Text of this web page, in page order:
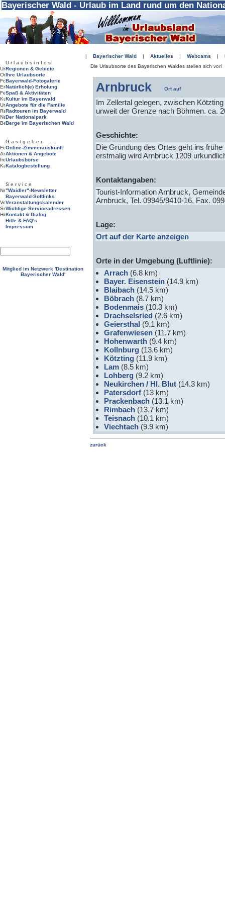
Bayerischer Wald - Urlaub im Land rund um den
| Bayerischer Wald | Aktuelles | Webcams |
U r l a u b s i n f o s
Regionen & Gebiete
Ihre Urlaubsorte
Bayerwald-Fotogalerie
Natürlich(e) Erholung
Spaß & Aktivitäten
Kultur im Bayerwald
Angebote für die Familie
Radtouren im Bayerwald
Der Nationalpark
Berge im Bayerischen Wald
G a s t g e b e r . . .
Online-Zimmerauskunft
Aktionen & Angebote
Urlaubsbörse
Katalogbestellung
S e r v i c e
"Waidler"-Newsletter
Bayerwald-Softlinks
Veranstaltungskalender
Wichtige Serviceadressen
Kontakt & Dialog
Hilfe & FAQ's
Impressum
Mitglied im Netzwerk 'Destination
Bayerischer Wald'
Die Urlaubsorte des Bayerischen Waldes stellen sich vor!
Arnbruck
Im Zellertal gelegen, zwischen
unweit der Grenze nach Böhmen. ca.
Geschichte:
Die Gründung des Ortes geht ins
erstmalig wird Arnbruck 1209
Kontaktangaben:
Tourist-Information Arnbruck,
Arnbruck, Tel. 09945/9410-16, Fax.
Lage:
Ort auf der Karte anzeigen
Orte in der Umgebung (Luftlinie):
Arrach(6.8 km)
Bayer. Eisenstein(14.9 km)
Blaibach(14.5 km)
Böbrach(8.7 km)
Bodenmais(10.3 km)
Drachselsried (2.6 km)
Geiersthal (9.1 km)
Grafenwiesen(11.7 km)
Hohenwarth(9.4 km)
Kollnburg(13.6 km)
Kötzting(11.9 km)
Lam(8.5 km)
Lohberg(9.2 km)
Neukirchen / Hl. Blut(14.3 km)
Patersdorf(13 km)
Prackenbach(13.1 km)
Rimbach(13.7 km)
Teisnach(10.1 km)
Viechtach(9.9 km)